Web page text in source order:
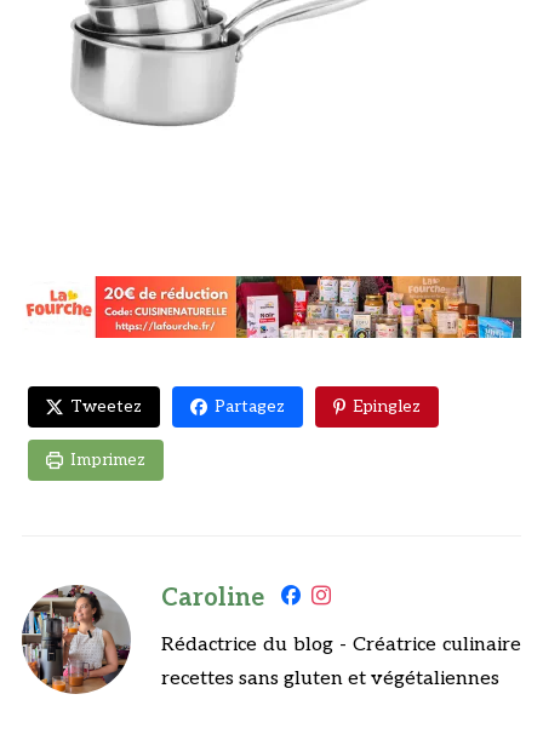
Tweetez Partagez Epinglez
Imprimez
Caroline
Rédactrice du blog - Créatrice culinaire
recettes sans gluten et végétaliennes